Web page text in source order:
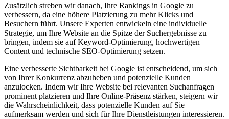
Zusätzlich streben wir danach, Ihre Rankings in Google zu
verbessern, da eine höhere Platzierung zu mehr Klicks und
Besuchern führt. Unsere Experten entwickeln eine individuelle
Strategie, um Ihre Website an die Spitze der Suchergebnisse zu
bringen, indem sie auf Keyword-Optimierung, hochwertigen
Content und technische SEO-Optimierung setzen.
Eine verbesserte Sichtbarkeit bei Google ist entscheidend, um sich
von Ihrer Konkurrenz abzuheben und potenzielle Kunden
anzulocken. Indem wir Ihre Website bei relevanten Suchanfragen
prominent platzieren und Ihre Online-Präsenz stärken, steigern wir
die Wahrscheinlichkeit, dass potenzielle Kunden auf Sie
aufmerksam werden und sich für Ihre Dienstleistungen interessieren.